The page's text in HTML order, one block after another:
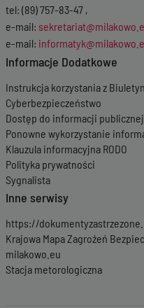
tel: (89) 757-83-47 ,
e-mail:
e-mail:
Informacje Dodatkowe
Instrukcja korzystania z
Cyberbezpieczeństwo
Dostęp do informacji publicznej
Ponowne wykorzystanie
Klauzula informacyjna RODO
Polityka prywatności
Sygnalista
Inne serwisy
https://
Krajowa Mapa Zagrożeń
milakowo.eu
Stacja metorologiczna